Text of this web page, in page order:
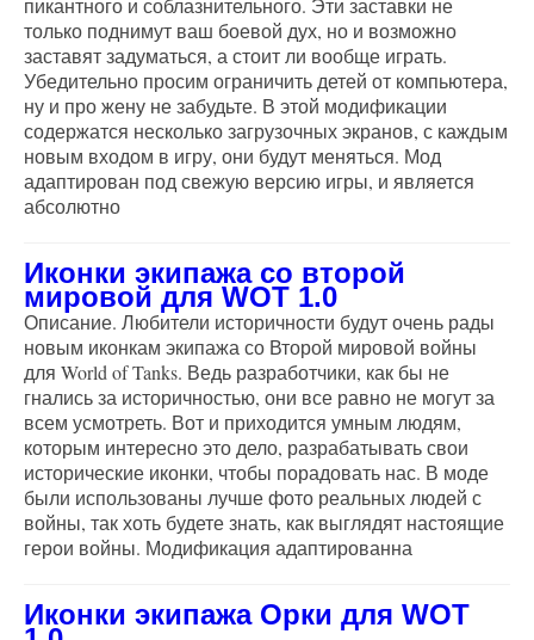
пикантного и соблазнительного. Эти заставки не
только поднимут ваш боевой дух, но и возможно
заставят задуматься, а стоит ли вообще играть.
Убедительно просим ограничить детей от компьютера,
ну и про жену не забудьте. В этой модификации
содержатся несколько загрузочных экранов, с каждым
новым входом в игру, они будут меняться. Мод
адаптирован под свежую версию игры, и является
абсолютно
Иконки экипажа со второй
мировой для WOT 1.0
Описание. Любители историчности будут очень рады
новым иконкам экипажа со Второй мировой войны
для World of Tanks. Ведь разработчики, как бы не
гнались за историчностью, они все равно не могут за
всем усмотреть. Вот и приходится умным людям,
которым интересно это дело, разрабатывать свои
исторические иконки, чтобы порадовать нас. В моде
были использованы лучше фото реальных людей с
войны, так хоть будете знать, как выглядят настоящие
герои войны. Модификация адаптированна
Иконки экипажа Орки для WOT